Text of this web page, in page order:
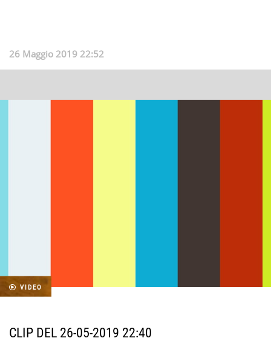
26 Maggio 2019 22:52
VIDEO
CLIP DEL 26-05-2019 22:40